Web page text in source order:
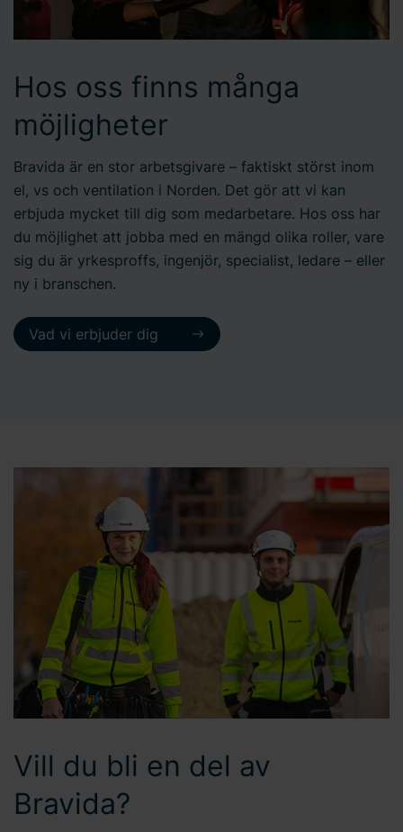
Hos oss finns många
möjligheter
Bravida är en stor arbetsgivare – faktiskt störst inom
el, vs och ventilation i Norden. Det gör att vi kan
erbjuda mycket till dig som medarbetare. Hos oss har
du möjlighet att jobba med en mängd olika roller, vare
sig du är yrkesproffs, ingenjör, specialist, ledare – eller
ny i branschen.
Vad vi erbjuder dig
Vill du bli en del av
Bravida?